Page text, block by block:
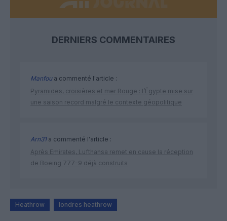
DERNIERS COMMENTAIRES
Manfoua commenté l'article :
Pyramides, croisières et mer Rouge : l’Égypte mise sur
une saison record malgré le contexte géopolitique
Arn31a commenté l'article :
Après Emirates, Lufthansa remet en cause la réception
de Boeing 777-9 déjà construits
Heathrow londres heathrow